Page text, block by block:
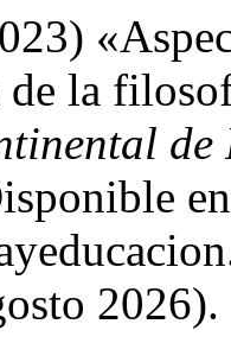
de la
2026).